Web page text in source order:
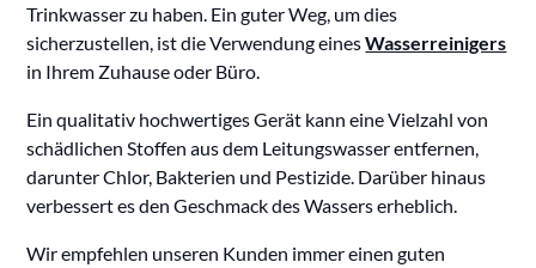
Trinkwasser zu haben. Ein guter Weg, um dies
sicherzustellen, ist die Verwendung einesWasserreinigers
in Ihrem Zuhause oder Büro.
Ein qualitativ hochwertiges Gerät kann eine Vielzahl von
schädlichen Stoffen aus dem Leitungswasser entfernen,
darunter Chlor, Bakterien und Pestizide. Darüber hinaus
verbessert es den Geschmack des Wassers erheblich.
Wir empfehlen unseren Kunden immer einen guten